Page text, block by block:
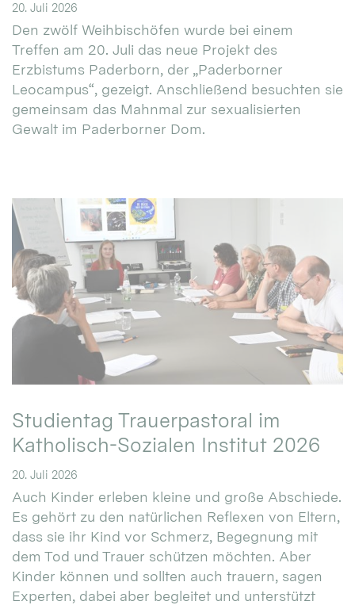
20. Juli 2026
Den zwölf Weihbischöfen wurde bei einem
Treffen am 20. Juli das neue Projekt des
Erzbistums Paderborn, der „Paderborner
Leocampus“, gezeigt. Anschließend besuchten sie
gemeinsam das Mahnmal zur sexualisierten
Gewalt im Paderborner Dom.
Studientag Trauerpastoral im
Katholisch-Sozialen Institut 2026
20. Juli 2026
Auch Kinder erleben kleine und große Abschiede.
Es gehört zu den natürlichen Reflexen von Eltern,
dass sie ihr Kind vor Schmerz, Begegnung mit
dem Tod und Trauer schützen möchten. Aber
Kinder können und sollten auch trauern, sagen
Experten, dabei aber begleitet und unterstützt